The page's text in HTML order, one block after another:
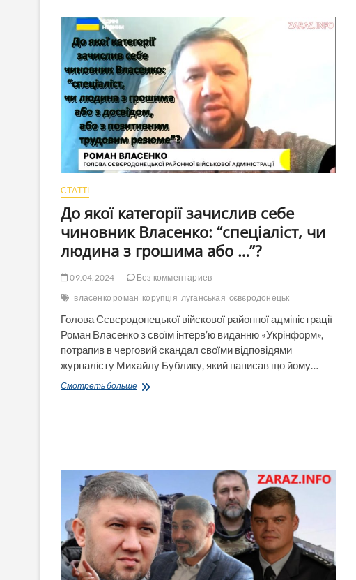
СТАТТІ
До якої категорії зачислив себе
чиновник Власенко: “спеціаліст, чи
людина з грошима або …”?
09.04.2024
Без комментариев
власенко роман корупція луганськая сєвєродонецьк
Голова Сєвєродонецької війскової районної адміністрації
Роман Власенко з своїм інтерв’ю виданню «Укрінформ»,
потрапив в черговий скандал своїми відповідями
журналісту Михайлу Бублику, який написав що йому…
Смотреть большеДо
“спеціаліст,
чи
людина
грошима
або
…”?